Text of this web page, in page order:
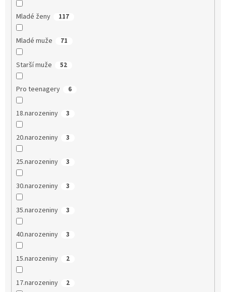
Mladé ženy 117
Mladé muže 71
Starší muže 52
Pro teenagery 6
18.narozeniny 3
20.narozeniny 3
25.narozeniny 3
30.narozeniny 3
35.narozeniny 3
40.narozeniny 3
15.narozeniny 2
17.narozeniny 2